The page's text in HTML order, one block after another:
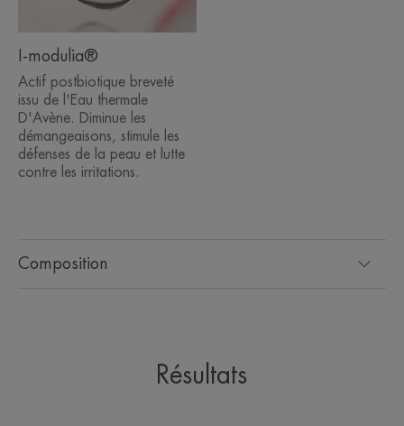
Consigne de tri
*Cinétique IH, 22 sujets avec une peau déshydratée, application unique
**Dues au dessèchement cutané.
Composition
I-modulia®
Actif postbiotique breveté
issu de l'Eau thermale
D'Avène. Diminue les
démangeaisons, stimule les
défenses de la peau et lutte
contre les irritations.
Résultats